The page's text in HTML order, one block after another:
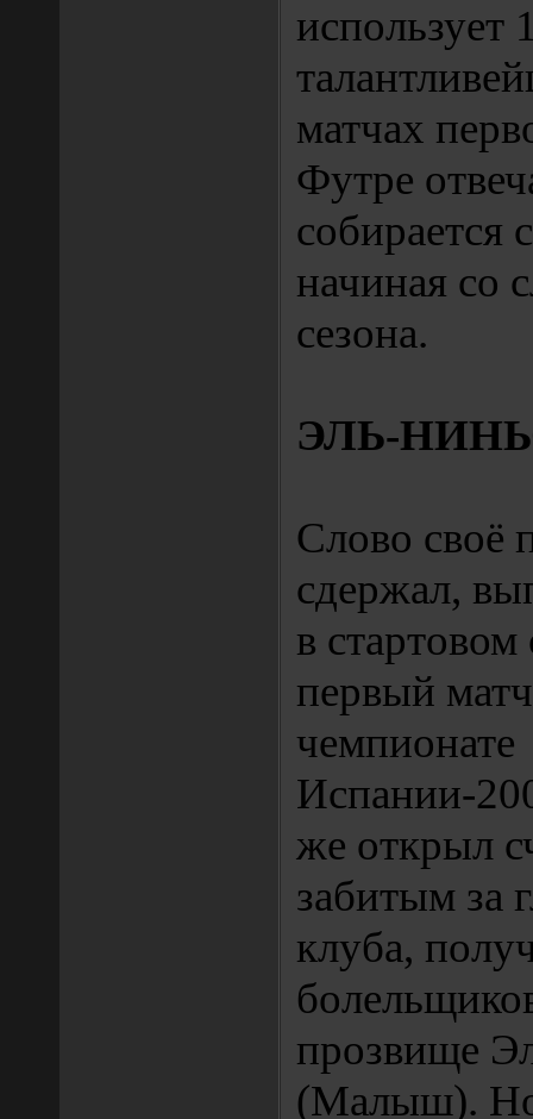
использует
матчах
Футре
собирается
начиная со
сезона.
ЭЛЬ-
Слово своё
сдержал,
в стартовом
первый
чемпионате
Испании-
же открыл
забитым за
клуба,
прозвище
(Малыш).